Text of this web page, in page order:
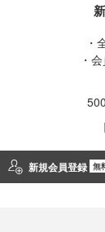
・
・
新規会員登録 無